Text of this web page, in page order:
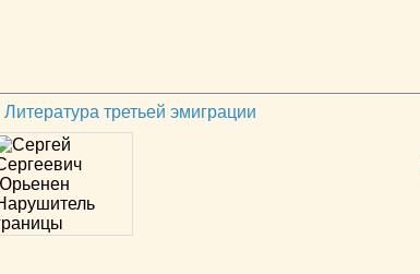
Литература третьей эмиграции